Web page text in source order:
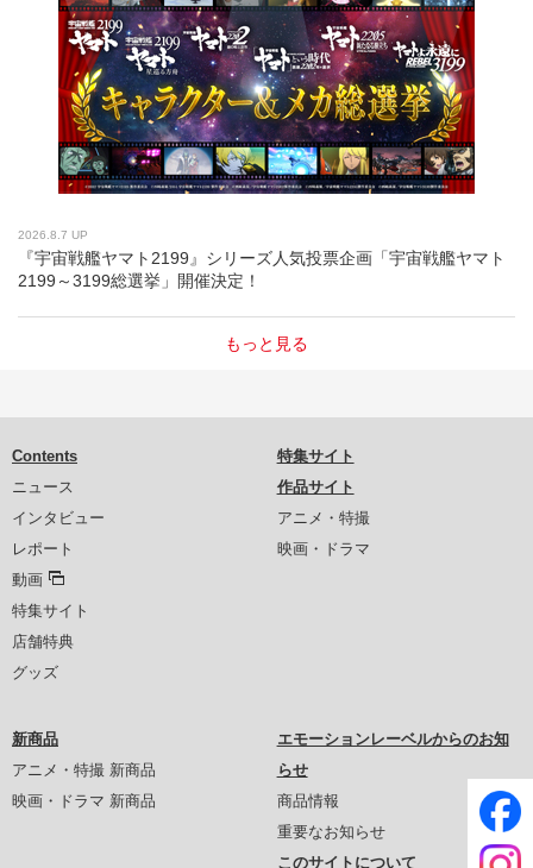
2026.8.7 UP
『宇宙戦艦ヤマト2199』シリーズ人気投票企画「宇宙戦艦ヤマト
2199～3199総選挙」開催決定！
もっと見る
Contents
ニュース
インタビュー
レポート
動画
特集サイト
店舗特典
グッズ
特集サイト
作品サイト
アニメ・特撮
映画・ドラマ
新商品
アニメ・特撮 新商品
映画・ドラマ 新商品
エモーションレーベルからのお知
らせ
商品情報
重要なお知らせ
このサイトについて